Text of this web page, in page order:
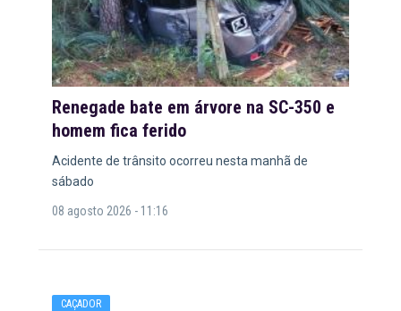
Renegade bate em árvore na SC-350 e
homem fica ferido
Acidente de trânsito ocorreu nesta manhã de
sábado
08 agosto 2026 - 11:16
CAÇADOR